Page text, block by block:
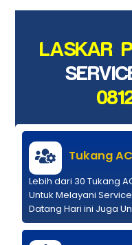
LASKAR
Tukang
Lebih dari 30 Tukang
Untuk Melayani
Datang Hari ini Juga